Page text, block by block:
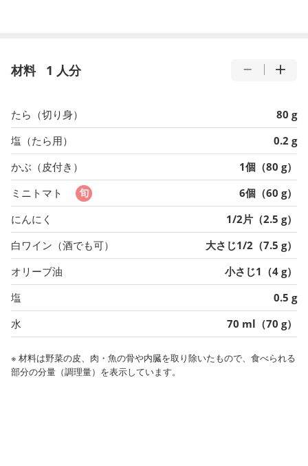
材料 1 人分
たら（切り身）
80 g
塩（たら用）
0.2 g
かぶ（皮付き）
1個（80 g）
ミニトマト
6個（60 g）
にんにく
1/2片（2.5 g）
白ワイン（酒でも可）
大さじ1/2（7.5 g）
オリーブ油
小さじ1（4 g）
塩
0.5 g
水
70 ml（70 g）
※ 材料は野菜の皮、肉・魚の骨や内臓を取り除いたもので、食べられる
部分の分量（調理量）を表示しています。